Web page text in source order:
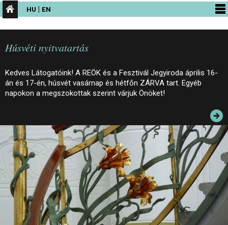
HU | EN
PROGRAMOK
KIÁLLÍTÁSOK
AZ ÉPÜLET
INFORMÁCIÓK
JEGYEK
ELÉRHETŐSÉG
PALOTASÉTÁK ÉS VEZETÉSEK
KÖZÉRDEKŰ ADATOK
Húsvéti nyitvatartás
Kedves Látogatóink! A REÖK és a Fesztivál Jegyiroda április 16-
án és 17-én, húsvét vasárnap és hétfőn ZÁRVA tart. Egyéb
napokon a megszokottak szerint várjuk Önöket!